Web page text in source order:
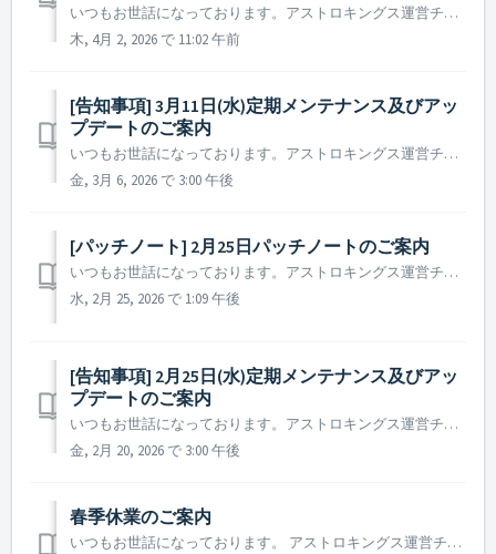
いつもお世話になっております。アストロキングス運営チームです。 2026年3月25日(水)に実施予定の定期メンテナンス及びアップデート内容についてご案内いたします。 ※ 本告知は事前告知であり、諸事情により一部内容が変更となる場合がございます。その際は改めてご案内いたします。 ▶ 定期メ...
木, 4月 2, 2026 で 11:02 午前
[告知事項] 3月11日(水)定期メンテナンス及びアッ
プデートのご案内
いつもお世話になっております。アストロキングス運営チームです。 2026年3月11日(水)に実施予定の定期メンテナンス及びアップデート内容についてご案内いたします。 ※ 本告知は事前告知であり、諸事情により一部内容が変更となる場合がございます。その際は改めてご案内いたします。 ▶ 定期メンテナンス及びアッ...
金, 3月 6, 2026 で 3:00 午後
[パッチノート] 2月25日パッチノートのご案内
いつもお世話になっております。アストロキングス運営チームです。 本日実施されたパッチノートについてご案内いたします。 ▶ 2026年2月25日パッチノート - 一部の言語において、パック名が正しく表示されない不具合を修正しました。 ※ 参考事項 - 該当の現象が生じる司令官様におか...
水, 2月 25, 2026 で 1:09 午後
[告知事項] 2月25日(水)定期メンテナンス及びアッ
プデートのご案内
いつもお世話になっております。アストロキングス運営チームです。 2026年2月25日(水)に実施予定の定期メンテナンス及びアップデート内容についてご案内いたします。 ※ 本告知は事前告知であり、諸事情により一部内容が変更となる場合がございます。その際は改めてご案内いたします。 ▶ 定期メンテナン...
金, 2月 20, 2026 で 3:00 午後
春季休業のご案内
いつもお世話になっております。 アストロキングス運営チームです。 ANGAMESは、下記日程を春季休業とさせていただくことをお知らせいたします。 ▶️ ANGAMES 春季休業期間のご案内 - 休業期間 : 2026年2月16日から2026年2月18日まで - 休業によりご対応を承...